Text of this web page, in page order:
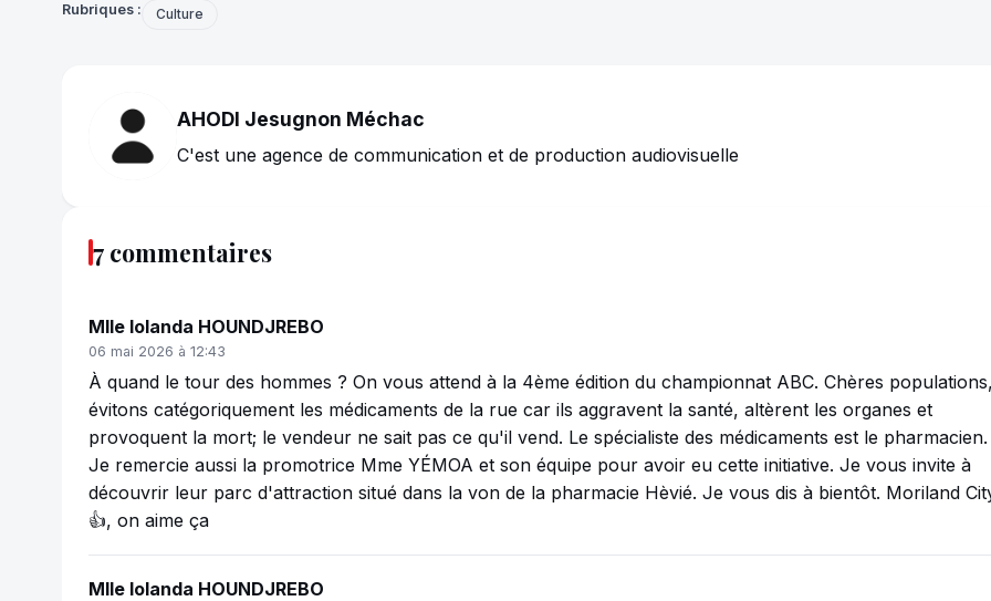
Rubriques : Culture
AHODI Jesugnon Méchac
C'est une agence de communication et de production audiovisuelle
7 commentaires
Mlle Iolanda HOUNDJREBO
06 mai 2026 à 12:43
À quand le tour des hommes ? On vous attend à la 4ème édition du championnat ABC. Chères populations,
évitons catégoriquement les médicaments de la rue car ils aggravent la santé, altèrent les organes et
provoquent la mort; le vendeur ne sait pas ce qu'il vend. Le spécialiste des médicaments est le pharmacien.
Je remercie aussi la promotrice Mme YÉMOA et son équipe pour avoir eu cette initiative. Je vous invite à
découvrir leur parc d'attraction situé dans la von de la pharmacie Hèvié. Je vous dis à bientôt. Moriland
👍, on aime ça
Mlle Iolanda HOUNDJREBO